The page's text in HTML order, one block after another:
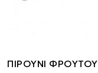
ΠΙΡΟΥΝΙ ΦΡΟΥΤΟΥ